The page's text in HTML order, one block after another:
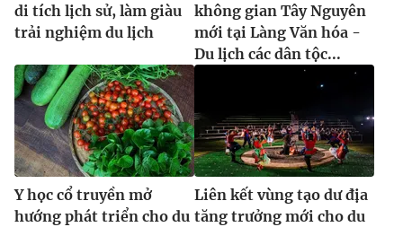
di tích lịch sử, làm giàu
trải nghiệm du lịch
không gian Tây Nguyên
mới tại Làng Văn hóa -
Du lịch các dân tộc...
Y học cổ truyền mở
hướng phát triển cho du
Liên kết vùng tạo dư địa
tăng trưởng mới cho du